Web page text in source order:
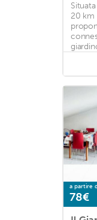
20 km
a partire
78€